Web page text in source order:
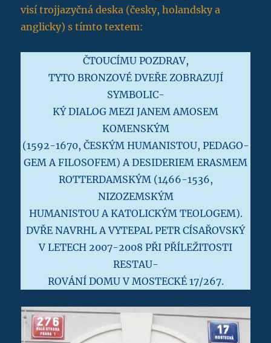
visí trojjazyčná deska (česky, holandsky a
anglicky) s tímto textem:
ČTOUCÍMU POZDRAV,
TYTO BRONZOVÉ DVEŘE ZOBRAZUJÍ
SYMBOLIC-
KÝ DIALOG MEZI JANEM AMOSEM
KOMENSKÝM
(1592-1670, ČESKÝM HUMANISTOU, PEDAGO-
GEM A FILOSOFEM) A DESIDERIEM ERASMEM
ROTTERDAMSKÝM (1466-1536,
NIZOZEMSKÝM
HUMANISTOU A KATOLICKÝM TEOLOGEM).
DVŘE NAVRHL A VYTEPAL PETR CÍSAŘOVSKÝ
V LETECH 2007-2008 PŘI PŘÍLEŽITOSTI
RESTAU-
ROVÁNÍ DOMU V MOSTECKÉ 17/267.